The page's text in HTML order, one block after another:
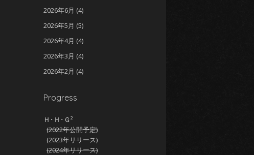
2026年6月 (4)
2026年5月 (5)
2026年4月 (4)
2026年3月 (4)
2026年2月 (4)
2025年12月
2025年11月
2025年10月(4)
2025年9月 (4)
Progress
Ｈ･Ｈ･Ｇ²
(2022年公開予定)
(2023年リリース)
(2024年リリース)